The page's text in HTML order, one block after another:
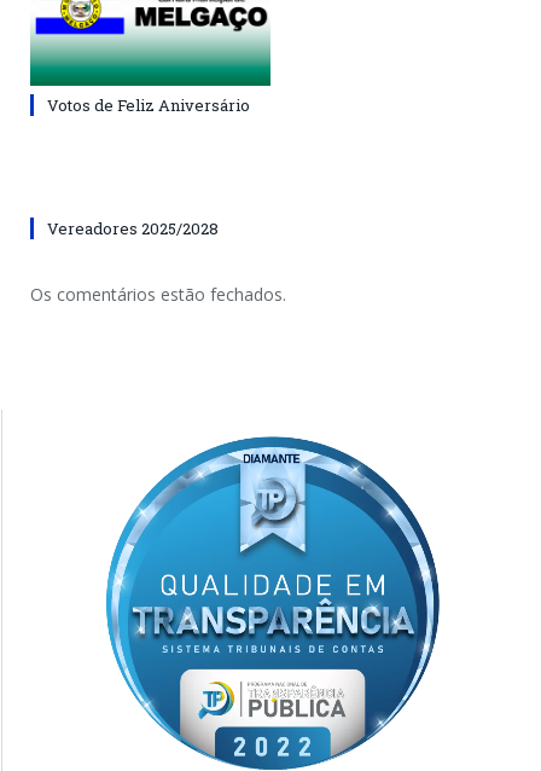
Votos de Feliz Aniversário
Vereadores 2025/2028
Os comentários estão fechados.